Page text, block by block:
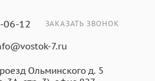
06-12 ЗАКАЗАТЬ ЗВОНОК
7.ru
Ольминского д. 5